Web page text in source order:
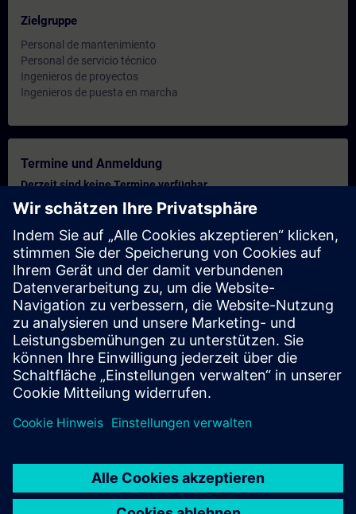
Zielgruppe
Personal de mantenimiento
Personal de servicio técnico
Ingenieros de proyectos
Ingenieros de puesta en marcha
Termine und Anmeldung
Derzeit sind keine Termine verfügbar
Setzen Sie sich auf die Interessentenliste und erhalten Sie eine
Benachrichtigung sobald neue Termine verfügbar sind.
Benachrichtigungsservice aktivieren
Personalisiertes Angebot
Sie benötigen ein persönliches Angebot? Nach Angabe Ihrer
persönlichen Daten senden wir Ihnen umgehend ein
personalisiertes Angebot an Ihre Emailadresse.
Persönliches Angebot zusenden